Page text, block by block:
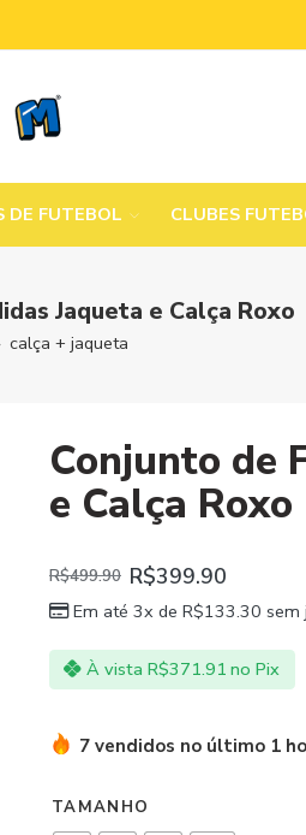
DE FUTEBOL CLUBES
Jaqueta e Calça Roxo
calça + jaqueta
Conjunto de
e Calça Roxo
R$499.90 R$399.90
Em até 3x de R$133.30 sem
À vista R$371.91 no Pix
7 vendidos no último 1
TAMANHO